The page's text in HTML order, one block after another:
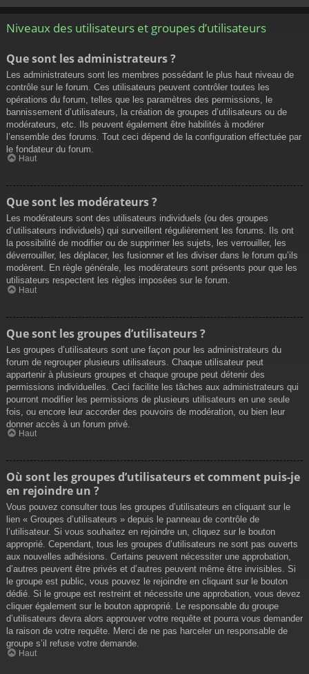
Niveaux des utilisateurs et groupes d’utilisateurs
Que sont les administrateurs ?
Les administrateurs sont les membres possédant le plus haut niveau de
contrôle sur le forum. Ces utilisateurs peuvent contrôler toutes les
opérations du forum, telles que les paramètres des permissions, le
bannissement d’utilisateurs, la création de groupes d’utilisateurs ou de
modérateurs, etc. Ils peuvent également être habilités à modérer
l’ensemble des forums. Tout ceci dépend de la configuration effectuée par
le fondateur du forum.
Haut
Que sont les modérateurs ?
Les modérateurs sont des utilisateurs individuels (ou des groupes
d’utilisateurs individuels) qui surveillent régulièrement les forums. Ils ont
la possibilité de modifier ou de supprimer les sujets, les verrouiller, les
déverrouiller, les déplacer, les fusionner et les diviser dans le forum qu’ils
modèrent. En règle générale, les modérateurs sont présents pour que les
utilisateurs respectent les règles imposées sur le forum.
Haut
Que sont les groupes d’utilisateurs ?
Les groupes d’utilisateurs sont une façon pour les administrateurs du
forum de regrouper plusieurs utilisateurs. Chaque utilisateur peut
appartenir à plusieurs groupes et chaque groupe peut détenir des
permissions individuelles. Ceci facilite les tâches aux administrateurs qui
pourront modifier les permissions de plusieurs utilisateurs en une seule
fois, ou encore leur accorder des pouvoirs de modération, ou bien leur
donner accès à un forum privé.
Haut
Où sont les groupes d’utilisateurs et comment puis-je
en rejoindre un ?
Vous pouvez consulter tous les groupes d’utilisateurs en cliquant sur le
lien « Groupes d’utilisateurs » depuis le panneau de contrôle de
l’utilisateur. Si vous souhaitez en rejoindre un, cliquez sur le bouton
approprié. Cependant, tous les groupes d’utilisateurs ne sont pas ouverts
aux nouvelles adhésions. Certains peuvent nécessiter une approbation,
d’autres peuvent être privés et d’autres peuvent même être invisibles. Si
le groupe est public, vous pouvez le rejoindre en cliquant sur le bouton
dédié. Si le groupe est restreint et nécessite une approbation, vous devez
cliquer également sur le bouton approprié. Le responsable du groupe
d’utilisateurs devra alors approuver votre requête et pourra vous demander
la raison de votre requête. Merci de ne pas harceler un responsable de
groupe s’il refuse votre demande.
Haut